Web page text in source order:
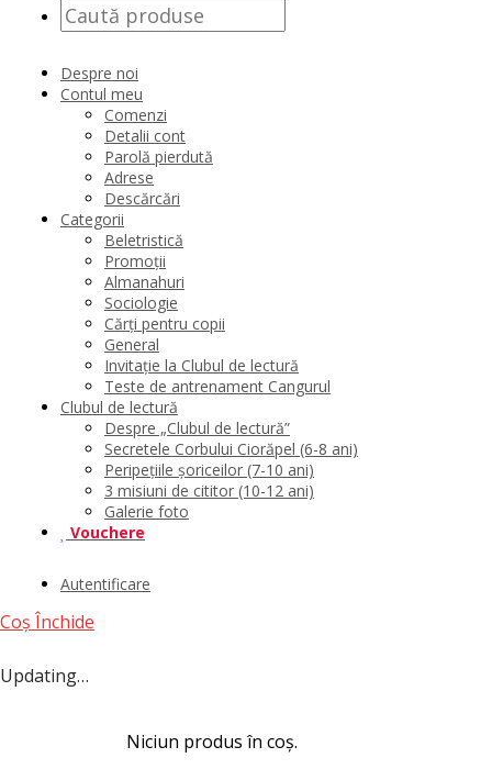
Despre noi
Contul meu
Comenzi
Detalii cont
Parolă pierdută
Adrese
Descărcări
Categorii
Beletristică
Promoții
Almanahuri
Sociologie
Cărți pentru copii
General
Invitație la Clubul de lectură
Teste de antrenament Cangurul
Clubul de lectură
Despre „Clubul de lectură”
Secretele Corbului Ciorăpel (6-8 ani)
Peripețiile șoriceilor (7-10 ani)
3 misiuni de cititor (10-12 ani)
Galerie foto
Vouchere
Autentificare
Coș Închide
Updating…
Niciun produs în coș.